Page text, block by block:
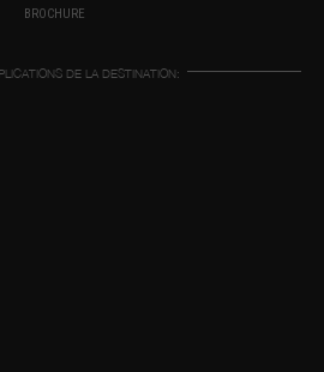
BROCHURE
DE LA DESTINATION: